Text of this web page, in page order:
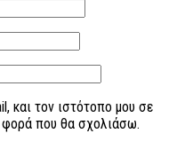
και τον ιστότοπο μου σε
φορά που θα σχολιάσω.